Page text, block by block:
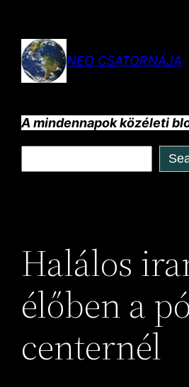
tartalomhozNEO CSATORNÁJA
A mindennapok közéleti
Halálos
élőben a
centernél